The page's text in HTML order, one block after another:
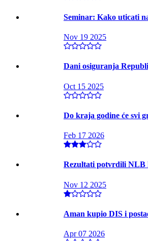
Seminar: Kako uticati
Nov 19 2025
Dani osiguranja
Oct 15 2025
Do kraja godine će svi
Feb 17 2026
Rezultati potvrdili NLB
Nov 12 2025
Aman kupio DIS i
Apr 07 2026